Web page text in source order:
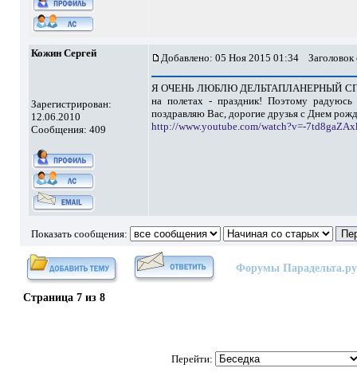
Кожин Сергей
Зарегистрирован:
12.06.2010
Сообщения: 409
Добавлено: 05 Ноя 2015 01:34
Я ОЧЕНЬ ЛЮБЛЮ ДЕЛЬТАПЛАНЕРНЫЙ СПОРТ.
на полетах - праздник! Поэтому
поздравляю Вас, дорогие друзья с Днем
http://www.youtube.com/watch?v=-
Показать сообщения:
Форумы Парадельта.ру
Страница 7из 8
Перейти: